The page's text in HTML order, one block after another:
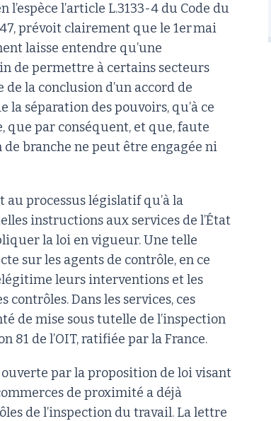
l’article L.3133-4 du Code du
prévoit clairement que le 1er mai
laisse entendre qu’une
de permettre à certains secteurs
de la conclusion d’un accord de
la séparation des pouvoirs, qu’à ce
que par conséquent, et que, faute
branche ne peut être engagée ni
processus législatif qu’à la
instructions aux services de l’État
la loi en vigueur. Une telle
sur les agents de contrôle, en ce
leurs interventions et les
contrôles. Dans les services, ces
de mise sous tutelle de l’inspection
81 de l’OIT, ratifiée par la France.
ouverte par la proposition de loi visant
de proximité a déjà
de l’inspection du travail. La lettre